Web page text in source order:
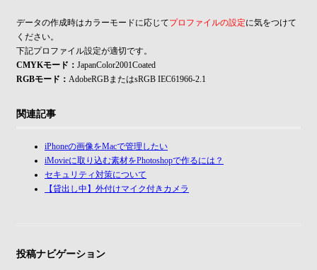
データの作成時はカラーモードに応じてプロファイルの設定に気をつけて
ください。
下記プロファイル設定が適切です。
CMYKモード： JapanColor2001Coated
RGBモード： AdobeRGBまたはsRGB IEC61966-2.1
関連記事
iPhoneの画像をMacで管理したい
iMovieに取り込む素材をPhotoshopで作るには？
セキュリティ対策について
【貸出し中】外付けマイク付きカメラ
投稿ナビゲーション